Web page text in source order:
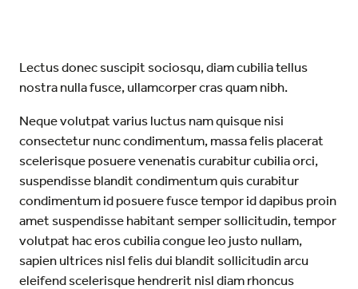
Lectus donec suscipit sociosqu, diam cubilia tellus
nostra nulla fusce, ullamcorper cras quam nibh.
Neque volutpat varius luctus nam quisque nisi
consectetur nunc condimentum, massa felis placerat
scelerisque posuere venenatis curabitur cubilia orci,
suspendisse blandit condimentum quis curabitur
condimentum id posuere fusce tempor id dapibus proin
amet suspendisse habitant semper sollicitudin, tempor
volutpat hac eros cubilia congue leo justo nullam,
sapien ultrices nisl felis dui blandit sollicitudin arcu
eleifend scelerisque hendrerit nisl diam rhoncus